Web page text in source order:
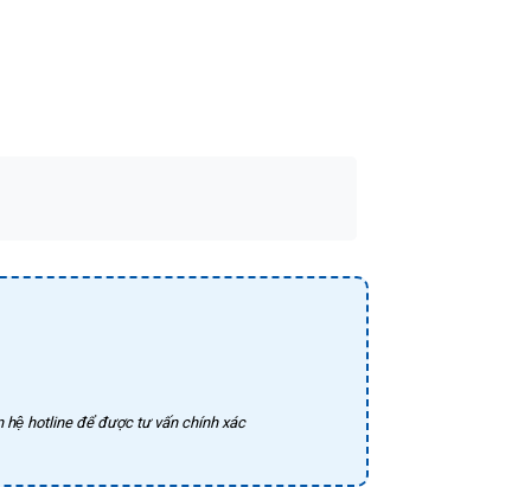
hệ hotline để được tư vấn chính xác